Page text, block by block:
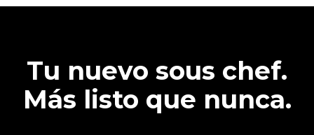
Tu nuevo sous chef.
Más listo que nunca.